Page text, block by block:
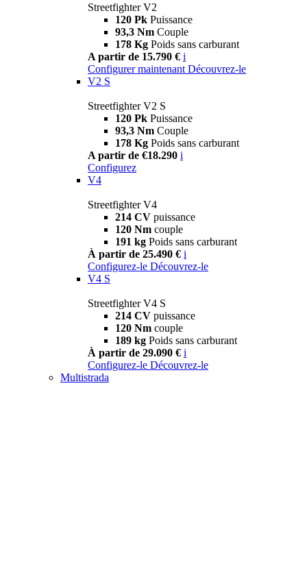
Streetfighter V2
120 Pk Puissance
93,3 Nm Couple
178 Kg Poids sans carburant
A partir de 15.790 € i
Configurer maintenant Découvrez-le
V2 S
Streetfighter V2 S
120 Pk Puissance
93,3 Nm Couple
178 Kg Poids sans carburant
A partir de €18.290 i
Configurez
V4
Streetfighter V4
214 CV puissance
120 Nm couple
191 kg Poids sans carburant
À partir de 25.490 € i
Configurez-le Découvrez-le
V4 S
Streetfighter V4 S
214 CV puissance
120 Nm couple
189 kg Poids sans carburant
À partir de 29.090 € i
Configurez-le Découvrez-le
Multistrada